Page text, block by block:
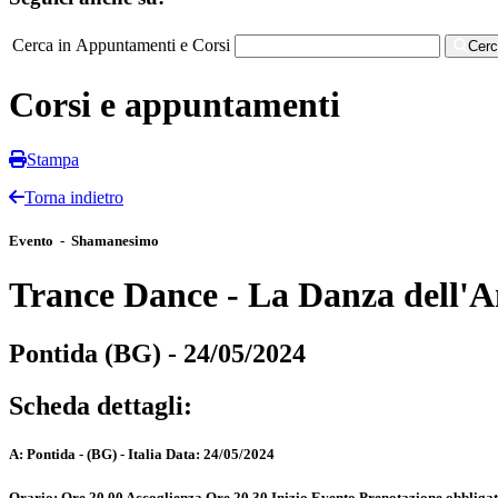
Cerca in Appuntamenti e Corsi
Corsi e appuntamenti
Stampa
Torna indietro
Evento - Shamanesimo
Trance Dance - La Danza
Pontida (BG) - 24/05/2024
Scheda dettagli:
A: Pontida - (BG) - Italia Data: 24/05/2024